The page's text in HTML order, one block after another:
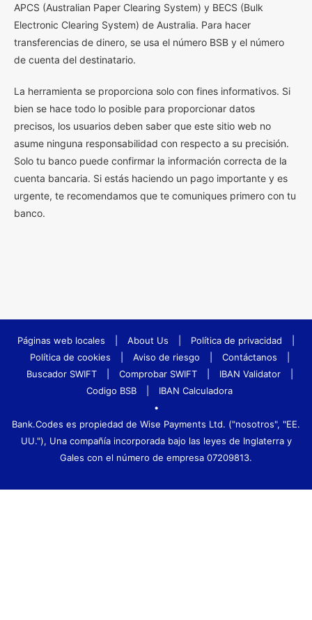
APCS (Australian Paper Clearing System) y BECS (Bulk
Electronic Clearing System) de Australia. Para hacer
transferencias de dinero, se usa el número BSB y el número
de cuenta del destinatario.
La herramienta se proporciona solo con fines informativos. Si
bien se hace todo lo posible para proporcionar datos
precisos, los usuarios deben saber que este sitio web no
asume ninguna responsabilidad con respecto a su precisión.
Solo tu banco puede confirmar la información correcta de la
cuenta bancaria. Si estás haciendo un pago importante y es
urgente, te recomendamos que te comuniques primero con tu
banco.
Páginas web locales About Us Política de privacidad
Política de cookies
Aviso de riesgo Contáctanos
Buscador SWIFT
Comprobar SWIFT IBAN Validator
Codigo BSB
IBAN Calculadora
•
Bank.Codes es propiedad de Wise Payments Ltd. ("nosotros", "EE.
UU."), Una compañía incorporada bajo las leyes de Inglaterra y
Gales con el número de empresa 07209813.